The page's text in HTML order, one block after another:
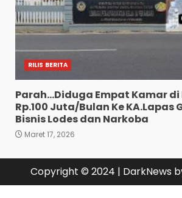
RILIS BERITA
Parah…Diduga Empat Kamar di
Rp.100 Juta/Bulan Ke KA.Lapas
Bisnis Lodes dan Narkoba
Maret 17, 2026
Copyright © 2024 | DarkNews